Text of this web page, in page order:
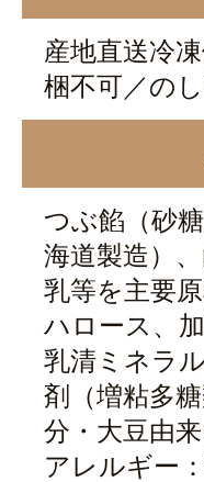
産地直送冷
梱不可／の
つぶ餡（砂
海道製造）
乳等を主要
ハロース、
乳清ミネラ
剤（増粘多
分・大豆由来
アレルギー